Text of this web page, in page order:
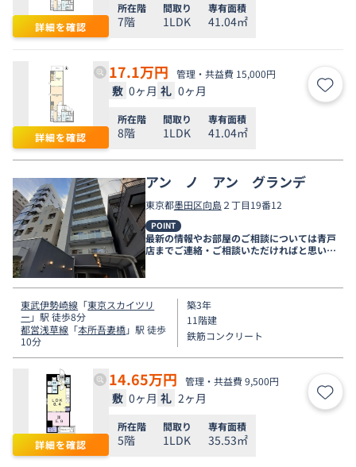
詳細を確認
所在階
7階
間取り
1LDK
専有面積
41.04㎡
詳細を確認
17.1万円 管理・共益費 15,000円
敷 0ヶ月 礼 0ヶ月 お気
所在階
8階
間取り
1LDK
専有面積
41.04㎡
アン ノ アン グランデ
東京都墨田区向島２丁目19番12
POINT
最新の情報やお部屋のご相談については青戸
店までご連絡・ご相談いただければと思いま
す。
東武伊勢崎線 「東京スカイツリ
ー 」駅 徒歩8分
都営浅草線 「本所吾妻橋」駅 徒歩
10分
築3年
11階建
鉄筋コンクリート
詳細を確認
14.65万円 管理・共益費 9,500円
敷 0ヶ月 礼 2ヶ月 お気
所在階
5階
間取り
1LDK
専有面積
35.53㎡